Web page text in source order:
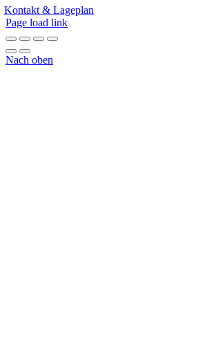
Kontakt & Lageplan
Page load link
Nach oben